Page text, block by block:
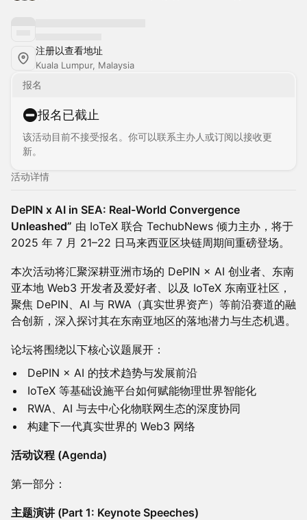
注册以查看地址
Kuala Lumpur, Malaysia
报名
报名已截止
该活动目前不接受报名。你可以联系主办人或订阅以接收更
新。
活动详情
DePIN x AI in SEA: Real-World Convergence
Unleashed” 由 IoTeX 联合 TechubNews 倾力主办，将于
2025 年 7 月 21–22 日马来西亚区块链周期间重磅登场。
本次活动将汇聚深耕亚洲市场的 DePIN × AI 创业者、东南
亚本地 Web3 开发者及爱好者、以及 IoTeX 东南亚社区，
聚焦 DePIN、AI 与 RWA（真实世界资产）等前沿赛道的融
合创新，深入探讨其在东南亚地区的落地潜力与生态机遇。
论坛将围绕以下核心议题展开：
DePIN × AI 的技术趋势与发展前沿
IoTeX 等基础设施平台如何赋能物理世界智能化
RWA、AI 与去中心化物联网生态的深度协同
构建下一代真实世界的 Web3 网络
活动议程 (Agenda)
第一部分：
主题演讲 (Part 1: Keynote Speeches)